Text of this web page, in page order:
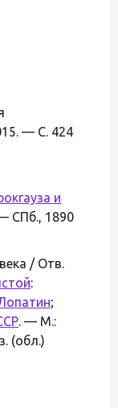
— С. 424
и
СПб., 1890
/ Отв.
:
;
. — М.:
(обл.)